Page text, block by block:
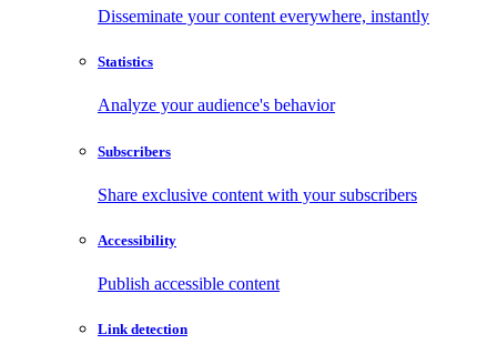
Disseminate your content everywhere, instantly
Statistics
Analyze your audience's behavior
Subscribers
Share exclusive content with your subscribers
Accessibility
Publish accessible content
Link detection